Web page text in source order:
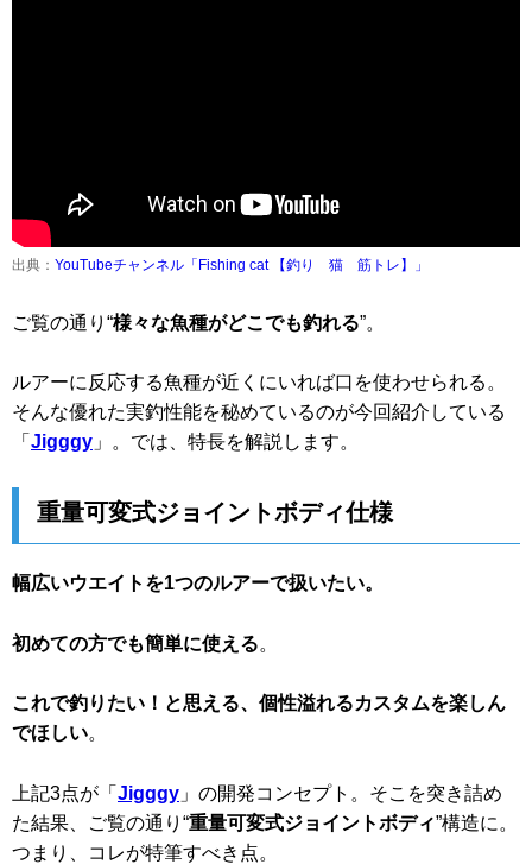
出典： YouTubeチャンネル「Fishing cat 【釣り 猫 筋トレ】」
ご覧の通り“様々な魚種がどこでも釣れる”。
ルアーに反応する魚種が近くにいれば口を使わせられる。
そんな優れた実釣性能を秘めているのが今回紹介している
「 Jigggy 」。では、特長を解説します。
重量可変式ジョイントボディ仕様
幅広いウエイトを1つのルアーで扱いたい。
初めての方でも簡単に使える。
これで釣りたい！と思える、個性溢れるカスタムを楽しん
でほしい。
上記3点が「 Jigggy 」の開発コンセプト。そこを突き詰め
た結果、ご覧の通り“重量可変式ジョイントボディ”構造に。
つまり、コレが特筆すべき点。